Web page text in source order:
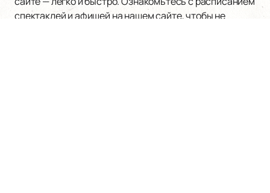
спектаклей и афишей на нашем сайте, чтобы не